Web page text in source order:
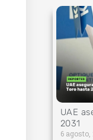
UAE
2031
6 agosto,